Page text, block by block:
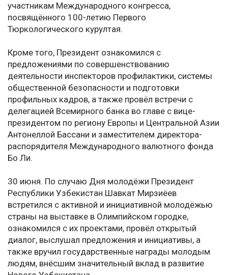
участникам Международного конгресса,
посвящённого 100-летию Первого
Тюркологического курултая.
Кроме того, Президент ознакомился с
предложениями по совершенствованию
деятельности инспекторов профилактики, системы
общественной безопасности и подготовки
профильных кадров, а также провёл встречи с
делегацией Всемирного банка во главе с вице-
президентом по региону Европы и Центральной Азии
Антонеллой Бассани и заместителем директора-
распорядителя Международного валютного фонда
Бо Ли.
30 июня. По случаю Дня молодёжи Президент
Республики Узбекистан Шавкат Мирзиёев
встретился с активной и инициативной молодёжью
страны на выставке в Олимпийском городке,
ознакомился с их проектами, провёл открытый
диалог, выслушал предложения и инициативы, а
также вручил государственные награды молодым
людям, внёсшим значительный вклад в развитие